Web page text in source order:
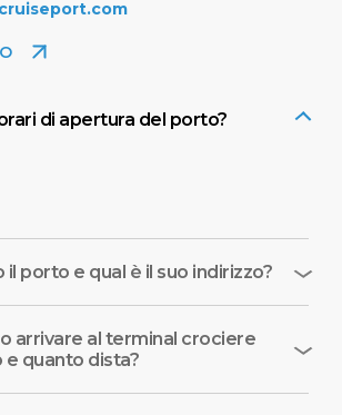
di apertura del porto?
il porto e qual è il suo indirizzo?
arrivare al terminal crociere
quanto dista?